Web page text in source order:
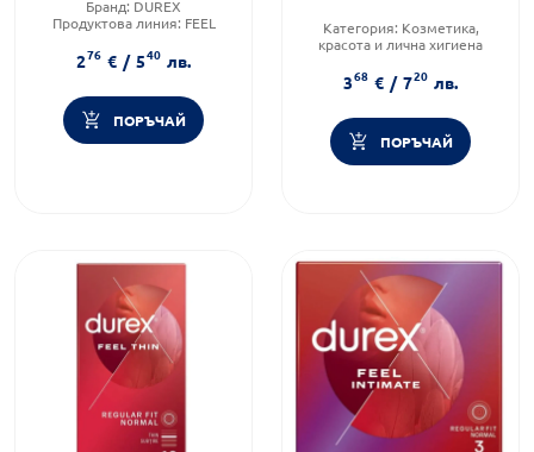
Бранд: DUREX
Продуктова линия: FEEL
Форма на продукта:
презервативи
276 € / 540 лв.
ПОРЪЧАЙ
Категория: Козметика,
красота и лична хигиена
Форма на продукта:
презервативи
368 € / 720 лв.
ПОРЪЧАЙ